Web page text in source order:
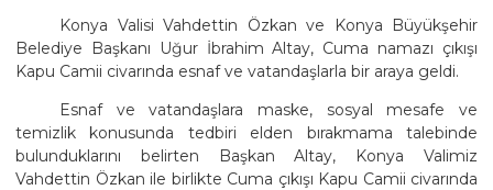
Konya Valisi Vahdettin Özkan ve Konya Büyükşehir
Belediye Başkanı Uğur İbrahim Altay, Cuma namazı çıkışı
Kapu Camii civarında esnaf ve vatandaşlarla bir araya geldi.
Esnaf ve vatandaşlara maske, sosyal mesafe ve
temizlik konusunda tedbiri elden bırakmama talebinde
bulunduklarını belirten Başkan Altay, Konya Valimiz
Vahdettin Özkan ile birlikte Cuma çıkışı Kapu Camii civarında